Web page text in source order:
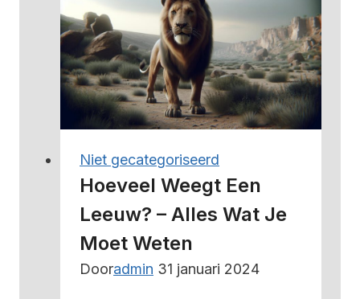
gemiddeld
–
alles
wat
je
weten
Niet gecategoriseerd
Hoeveel Weegt Een
Leeuw? – Alles Wat Je
Moet Weten
Dooradmin 31 januari 2024